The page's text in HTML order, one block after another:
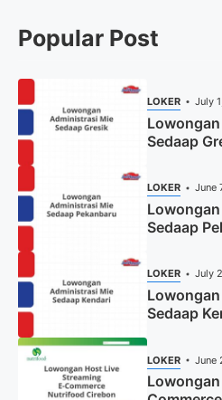
Popular Post
LOKER July
Sedaap
LOKER June
Sedaap
LOKER July
Sedaap
LOKER June